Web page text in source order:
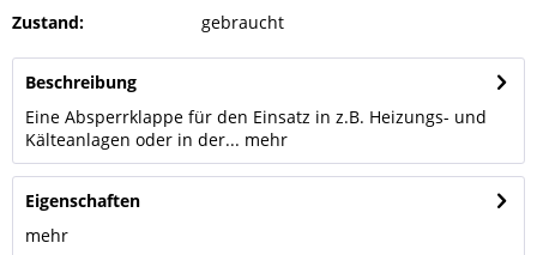
Zustand:
gebraucht
Beschreibung
Eine Absperrklappe für den Einsatz in z.B. Heizungs- und
Kälteanlagen oder in der... mehr
Eigenschaften
mehr